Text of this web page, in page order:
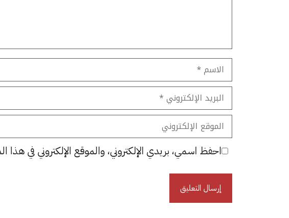
الاسم
البريد
الإلكتروني
الموقع
الإلكتروني
احفظ اسمي، بريدي الإلكتروني، والموقع الإلكتروني في